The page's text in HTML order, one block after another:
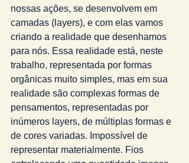
nossas ações, se desenvolvem em
camadas (layers), e com elas vamos
criando a realidade que desenhamos
para nós. Essa realidade está, neste
trabalho, representada por formas
orgânicas muito simples, mas em sua
realidade são complexas formas de
pensamentos, representadas por
inúmeros layers, de múltiplas formas e
de cores variadas. Impossível de
representar materialmente. Fios